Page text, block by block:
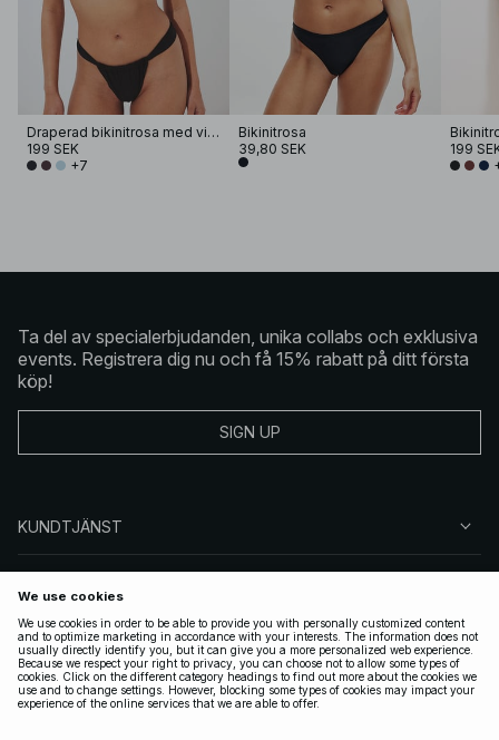
Draperad bikinitrosa med vida band
199 SEK
+7
Bikinitrosa
39,80 SEK
199
Ta del av specialerbjudanden, unika collabs och exklusiva
events. Registrera dig nu och få 15% rabatt på ditt första
köp!
SIGN UP
KUNDTJÄNST
FÖLJ OSS
JURIDISKT